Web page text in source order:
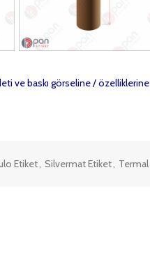
ve baskı görseline / özelliklerine
Etiket, Silvermat Etiket, Termal